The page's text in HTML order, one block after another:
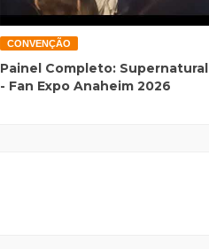
CONVENÇÃO
Painel Completo: Supernatural
- Fan Expo Anaheim 2026